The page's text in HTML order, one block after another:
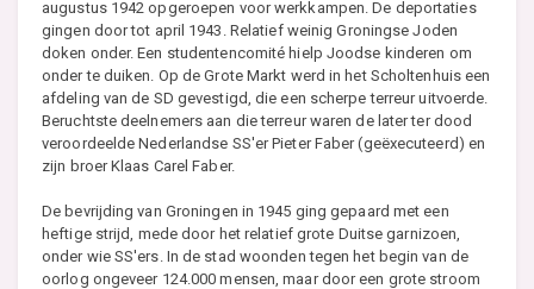
augustus 1942 opgeroepen voor werkkampen. De deportaties
gingen door tot april 1943. Relatief weinig Groningse Joden
doken onder. Een studentencomité hielp Joodse kinderen om
onder te duiken. Op de Grote Markt werd in het Scholtenhuis een
afdeling van de SD gevestigd, die een scherpe terreur uitvoerde.
Beruchtste deelnemers aan die terreur waren de later ter dood
veroordeelde Nederlandse SS'er Pieter Faber (geëxecuteerd) en
zijn broer Klaas Carel Faber.
De bevrijding van Groningen in 1945 ging gepaard met een
heftige strijd, mede door het relatief grote Duitse garnizoen,
onder wie SS'ers. In de stad woonden tegen het begin van de
oorlog ongeveer 124.000 mensen, maar door een grote stroom